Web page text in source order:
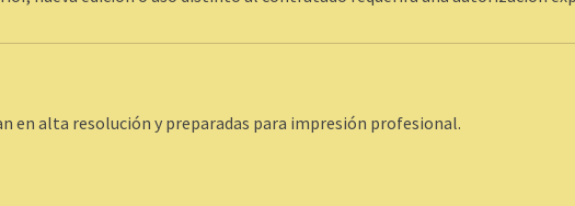
en alta resolución y preparadas para impresión profesional.